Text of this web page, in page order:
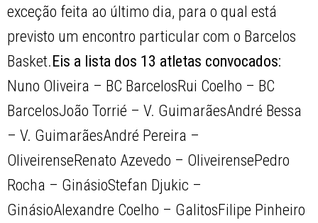
exceção feita ao último dia, para o qual está
previsto um encontro particular com o Barcelos
Basket. Eis a lista dos 13 atletas convocados:
Nuno Oliveira – BC BarcelosRui Coelho – BC
BarcelosJoão Torrié – V. GuimarãesAndré Bessa
– V. GuimarãesAndré Pereira –
OliveirenseRenato Azevedo – OliveirensePedro
Rocha – GinásioStefan Djukic –
GinásioAlexandre Coelho – GalitosFilipe Pinheiro